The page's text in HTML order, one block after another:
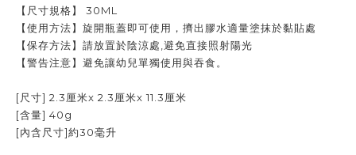
【尺寸規格】 30ML
【使用方法】旋開瓶蓋即可使用，擠出膠水適量塗抹於黏貼處
【保存方法】請放置於陰涼處,避免直接照射陽光
【警告注意】避免讓幼兒單獨使用與吞食。
[尺寸] 2.3厘米x 2.3厘米x 11.3厘米
[含量] 40g
[內含尺寸]約30毫升